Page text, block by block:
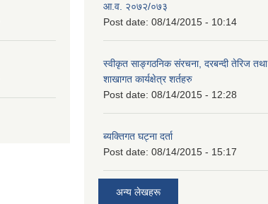
आ.व. २०७२/०७३
Post date: 08/14/2015 - 10:14
स्वीकृत साङ्गठनिक संरचना, दरबन्दी तेरिज तथा
शाखागत कार्यक्षेत्र शर्तहरु
Post date: 08/14/2015 - 12:28
ब्यक्तिगत घट्ना दर्ता
Post date: 08/14/2015 - 15:17
अन्य लेखहरू